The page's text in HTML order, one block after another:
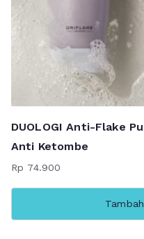
DUOLOGI Anti-Flake
Anti Ketombe
Rp 74.900